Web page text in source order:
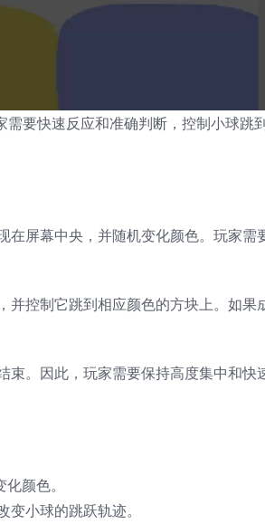
要快速反应和准确判断，控制小球跳
屏幕中央，并随机变化颜色。玩家需
控制它跳到相应颜色的方块上。如果
。因此，玩家需要保持高度集中和快
颜色。
小球的跳跃轨迹。